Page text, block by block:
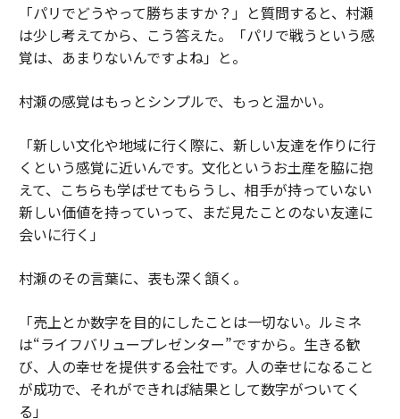
「パリでどうやって勝ちますか？」と質問すると、村瀬
は少し考えてから、こう答えた。「パリで戦うという感
覚は、あまりないんですよね」と。
村瀬の感覚はもっとシンプルで、もっと温かい。
「新しい文化や地域に行く際に、新しい友達を作りに行
くという感覚に近いんです。文化というお土産を脇に抱
えて、こちらも学ばせてもらうし、相手が持っていない
新しい価値を持っていって、まだ見たことのない友達に
会いに行く」
村瀬のその言葉に、表も深く頷く。
「売上とか数字を目的にしたことは一切ない。ルミネ
は“ライフバリュープレゼンター”ですから。生きる歓
び、人の幸せを提供する会社です。人の幸せになること
が成功で、それができれば結果として数字がついてく
る」